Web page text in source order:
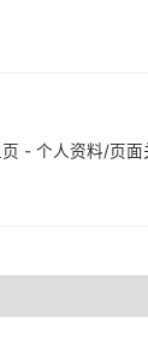
- 个人资料/页